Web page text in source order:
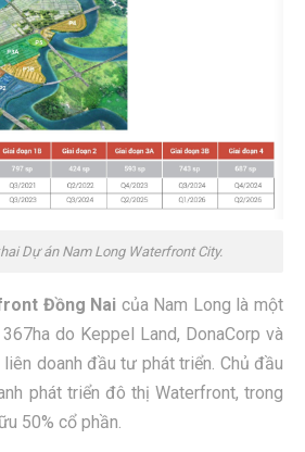
Dự án Nam Long Waterfront City.
Đồng Nai của Nam Long là một
do Keppel Land, DonaCorp và
doanh đầu tư phát triển. Chủ đầu
phát triển đô thị Waterfront, trong
50% cổ phần.